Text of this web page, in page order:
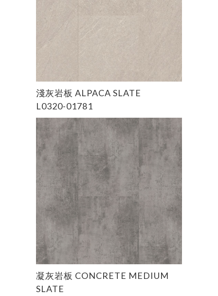
READ MORE
淺灰岩板 ALPACA SLATE
L0320-01781
READ MORE
凝灰岩板 CONCRETE MEDIUM
SLATE